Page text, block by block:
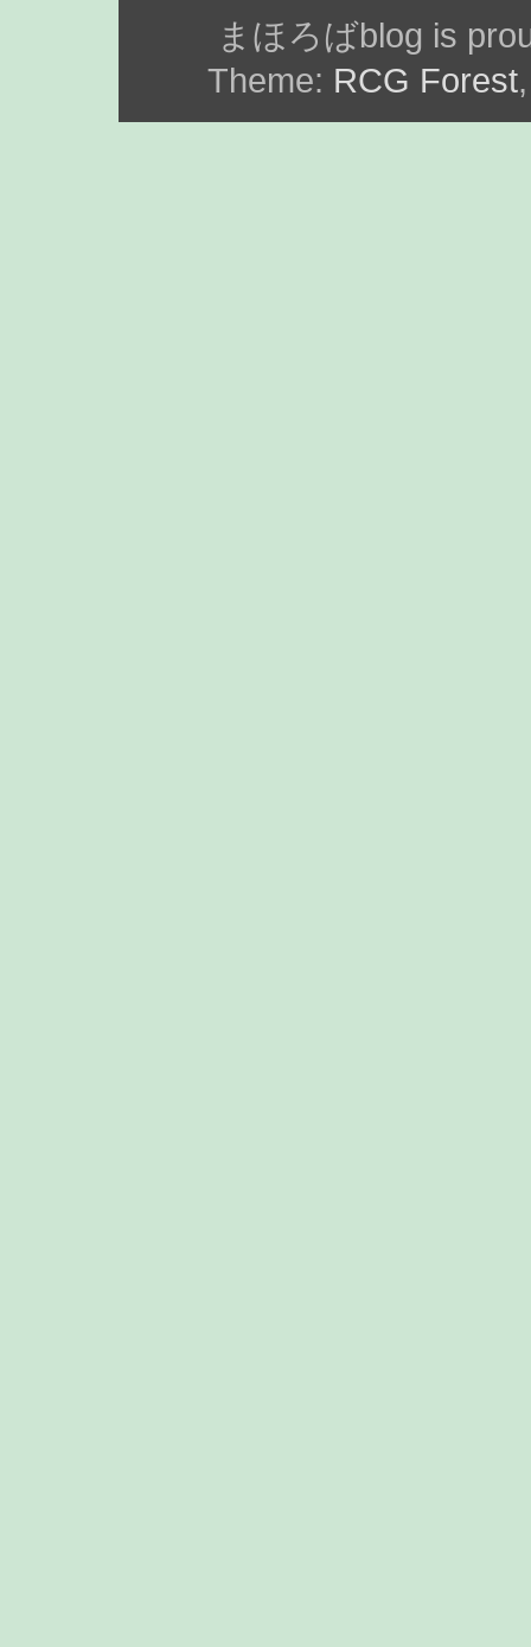
まほろばblog is
Theme: RCG Forest